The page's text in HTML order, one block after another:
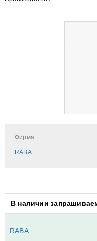
Фирма
RABA
В наличии
RABA